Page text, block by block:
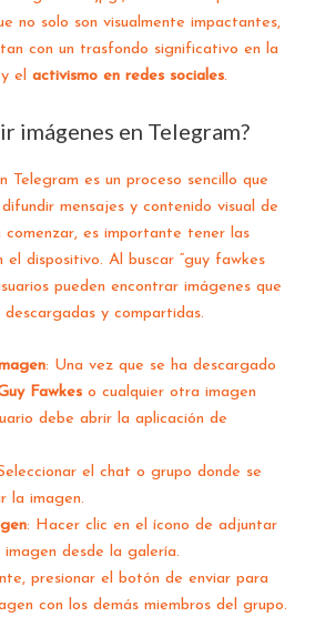
no solo son visualmente impactantes,
con un trasfondo significativo en la
y elactivismo en redes sociales.
imágenes en Telegram?
Telegram es un proceso sencillo que
mensajes y contenido visual de
es importante tener las
el dispositivo. Al buscar “guy fawkes
pueden encontrar imágenes que
y compartidas.
: Una vez que se ha descargado
Fawkes o cualquier otra imagen
debe abrir la aplicación de
el chat o grupo donde se
la imagen.
: Hacer clic en el ícono de adjuntar
imagen desde la galería.
presionar el botón de enviar para
con los demás miembros del grupo.